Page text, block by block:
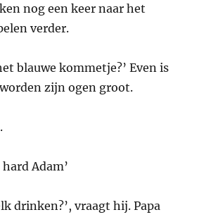
nog een keer naar het
verder.
blauwe kommetje?’ Even is
zijn ogen groot.
Adam’
drinken?’, vraagt hij. Papa